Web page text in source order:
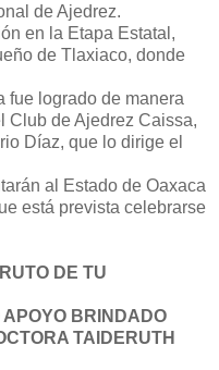
de Ajedrez.
en la Etapa Estatal,
de Tlaxiaco, donde
fue logrado de manera
Club de Ajedrez Caissa,
Díaz, que lo dirige el
al Estado de Oaxaca
está prevista celebrarse
DE TU
BRINDADO
TAIDERUTH